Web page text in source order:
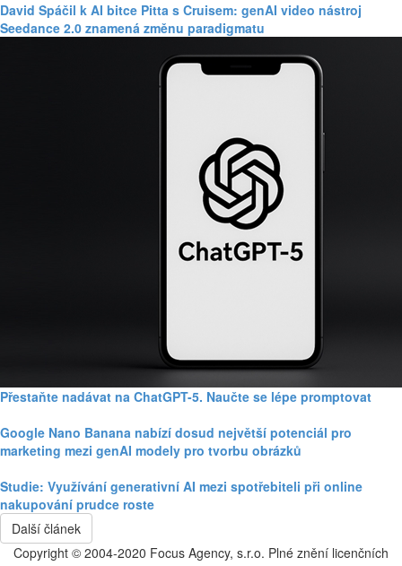
David Spáčil k AI bitce Pitta s Cruisem: genAI video nástroj
Seedance 2.0 znamená změnu paradigmatu
Přestaňte nadávat na ChatGPT-5. Naučte se lépe promptovat
Google Nano Banana nabízí dosud největší potenciál pro
marketing mezi genAI modely pro tvorbu obrázků
Studie: Využívání generativní AI mezi spotřebiteli při online
nakupování prudce roste
Další článek
Copyright © 2004-2020 Focus Agency, s.r.o. Plné znění licenčních